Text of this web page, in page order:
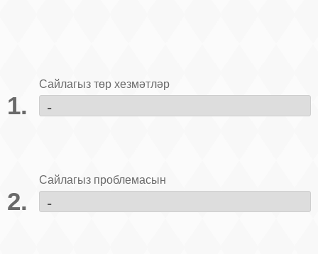
Сайлагыз төр хезмәтләр
Сайлагыз проблемасын